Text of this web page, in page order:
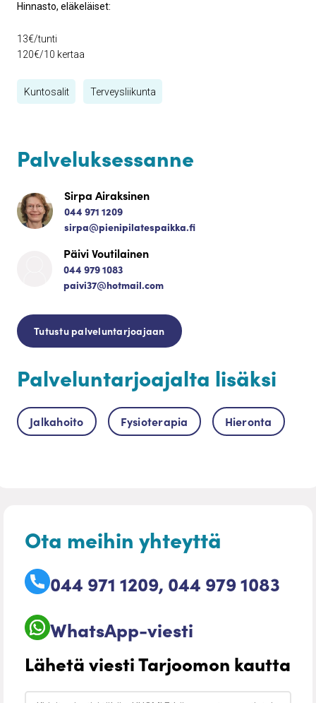
Hinnasto, eläkeläiset:
13€/tunti
120€/10 kertaa
Kuntosalit Terveysliikunta
Palveluksessanne
Sirpa Airaksinen
044 971 1209
sirpa@pienipilatespaikka.fi
Päivi Voutilainen
044 979 1083
paivi37@hotmail.com
Tutustu palveluntarjoajaan
Palveluntarjoajalta lisäksi
Jalkahoito Fysioterapia Hieronta
Ota meihin yhteyttä
044 971 1209, 044 979 1083
WhatsApp-viesti
Lähetä viesti Tarjoomon kautta